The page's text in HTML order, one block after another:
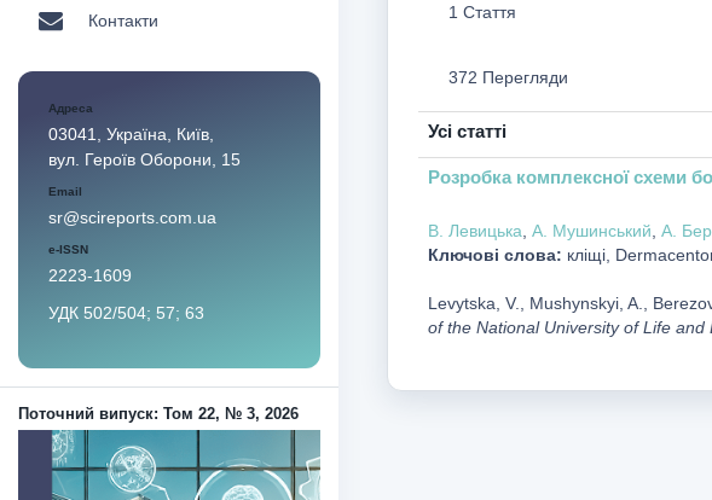
Контакти
Адреса
03041, Україна, Київ,
вул. Героїв Оборони, 15
Email
sr@scireports.com.ua
e-ISSN
2223-1609
УДК 502/504; 57; 63
Поточний випуск: Том 22, № 3, 2026
1 Стаття
372 Перегляди
Усі статті
Розробка комплексної схеми
В. Левицька А. Мушинський А.
Ключові слова: кліщі,
Levytska, V., Mushynskyi, A.,
of the National University of Life